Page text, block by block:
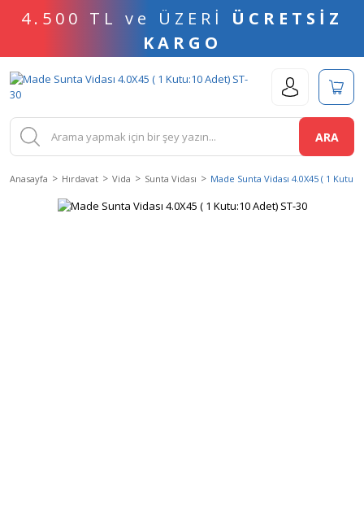
4.500 TL ve ÜZERİ ÜCRETSİZ
KARGO
ARA
Anasayfa Hırdavat Vida Sunta Vidası Made Sunta Vidası 4.0X45 ( 1